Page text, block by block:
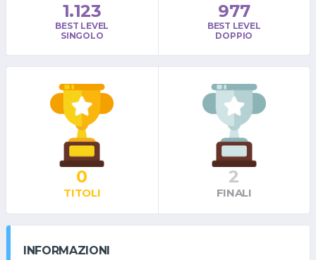
1.123
BEST LEVEL
SINGOLO
977
BEST LEVEL
DOPPIO
0
TITOLI
2
FINALI
INFORMAZIONI